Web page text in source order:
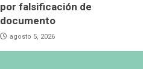
por falsificación de
documento
agosto 5, 2026